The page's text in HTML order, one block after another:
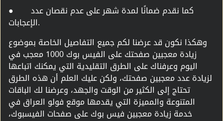
●
الإعجابات.
وهكذا نكون قد عرضنا لكم جميع التفاصيل الخاصة بموضوع
زيادة معجبين صفحتك على الفيس بوك 1000 معجب في
اليوم وعرفناك على الطرق التقليدية التي يمكنك اتباعها
لزيادة عدد معجبين صفحتك، ولكن عليك العلم أن هذه الطرق
تحتاج إلى الكثير من الوقت والجهد، وعرضنا لك الباقات
المتنوعة والمميزة التي يقدمها موقع فولو العراق في
خدمة زيادة معجبين فيس بوك على صفحات الفيسبوك،